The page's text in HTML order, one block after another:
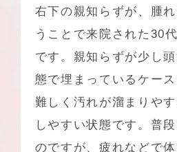
右下の親知らずが、腫
うことで来院された30
です。親知らずが少し
態で埋まっているケー
難しく汚れが溜まりや
しやすい状態です。普
のですが、疲れなどで